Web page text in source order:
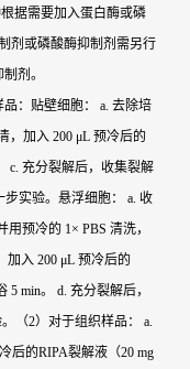
据需要加入蛋白酶或磷
剂或磷酸酶抑制剂需另行
剂。
：贴壁细胞： a. 去除培
，加入 200 μL 预冷后的
c. 充分裂解后，收集裂解
步实验。悬浮细胞： a. 收
预冷的 1× PBS 清洗，
加入 200 μL 预冷后的
5 min。 d. 充分裂解后，
（2）对于组织样品： a.
后的RIPA裂解液（20 mg